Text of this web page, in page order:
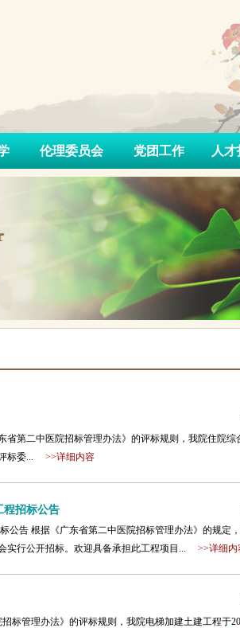
伦理委员会 党团工作 人
第二中医院招标管理办法》的评标规则，我院住院综
评标委... >>详细内容
程招标公告
公告 根据《广东省第二中医院招标管理办法》的规定
实行公开招标。欢迎具备承担此工程项目... >>详细内
标管理办法》的评标规则，我院电梯加建土建工程于